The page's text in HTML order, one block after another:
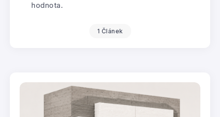
hodnota.
1 Článek